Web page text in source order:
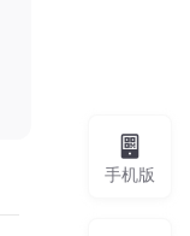
手机版